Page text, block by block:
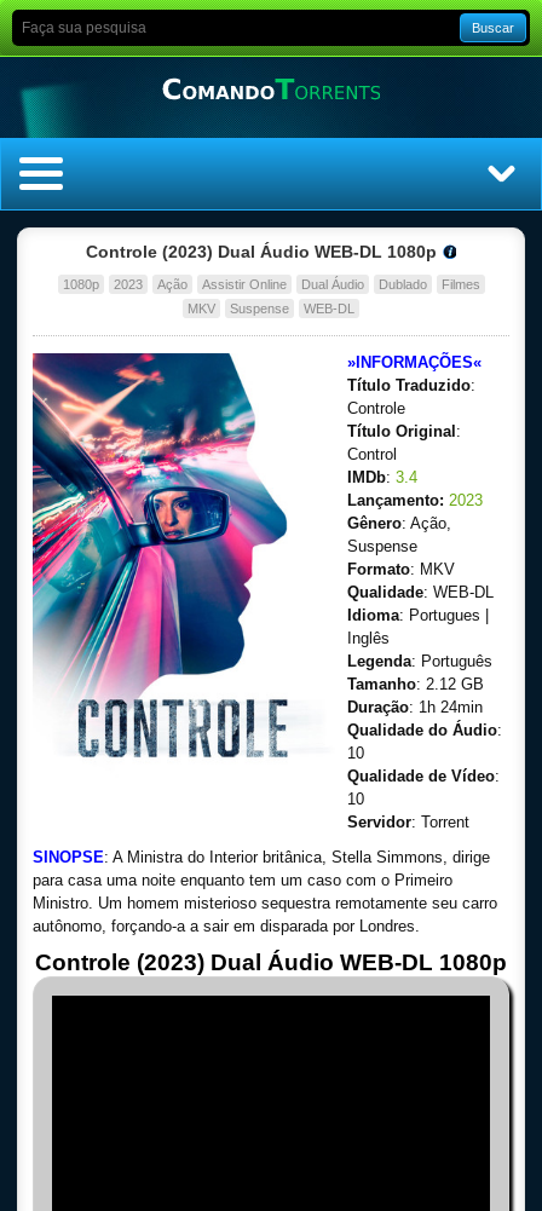
Buscar
Home
Top Filmes
Legendado
Controle (2023) Dual Áudio WEB-DL 1080p
1080p 2023 Ação Assistir Online Dual Áudio Dublado
Filmes
MKV
Suspense WEB-DL
»INFORMAÇÕES«
Título Traduzido:
Controle
Título Original :
Control
IMDb: 3.4
Lançamento: 2023
Gênero: Ação,
Suspense
Formato: MKV
Qualidade: WEB-DL
Idioma: Portugues |
Inglês
Legenda: Português
Tamanho: 2.12 GB
Duração: 1h 24min
Qualidade do Áudio:
10
Qualidade de Vídeo:
10
Servidor: Torrent
SINOPSE: A Ministra do Interior britânica, Stella Simmons, dirige
para casa uma noite enquanto tem um caso com o Primeiro
Ministro. Um homem misterioso sequestra remotamente seu carro
autônomo, forçando-a a sair em disparada por Londres.
Controle (2023) Dual Áudio WEB-DL 1080p